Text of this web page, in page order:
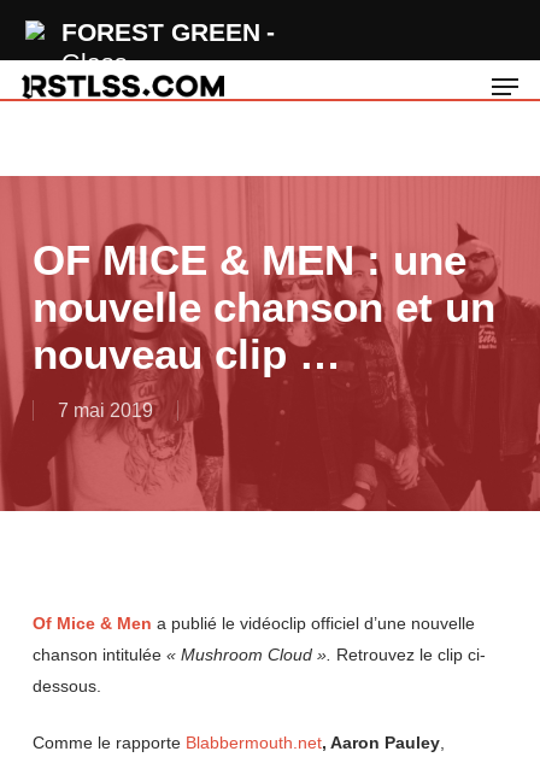
FOREST GREEN
Glass
main
OF MICE & MEN : une
nouvelle chanson et un
nouveau clip …
7 mai 2019
Of Mice & Men a publié le vidéoclip officiel d’une nouvelle
chanson intitulée « Mushroom Cloud ». Retrouvez le clip ci-
dessous.
Comme le rapporte Blabbermouth.net, Aaron Pauley,